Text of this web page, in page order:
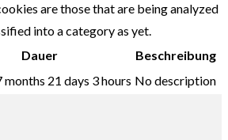
are those that are being analyzed
into a category as yet.
Dauer
Beschreibung
months 21 days 3 hours No description